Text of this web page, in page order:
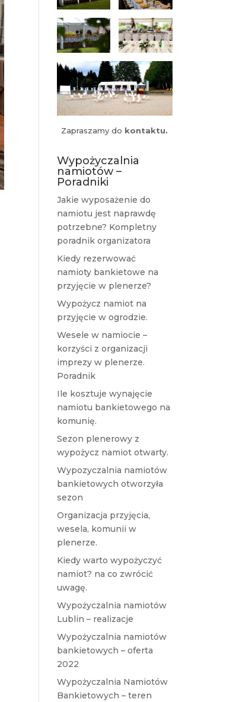
Zapraszamy do kontaktu.
Wypożyczalnia
namiotów –
Poradniki
Jakie wyposażenie do
namiotu jest naprawdę
potrzebne? Kompletny
poradnik organizatora
Kiedy rezerwować
namioty bankietowe na
przyjęcie w plenerze?
Wypożycz namiot na
przyjęcie w ogrodzie.
Wesele w namiocie –
korzyści z organizacji
imprezy w plenerze.
Poradnik
Ile kosztuje wynajęcie
namiotu bankietowego na
komunię.
Sezon plenerowy z
wypożycz namiot otwarty.
Wypozyczalnia namiotów
bankietowych otworzyła
sezon
Organizacja przyjęcia,
wesela, komunii w
plenerze.
Kiedy warto wypożyczyć
namiot? na co zwrócić
uwagę.
Wypożyczalnia namiotów
Lublin – realizacje
Wypożyczalnia namiotów
bankietowych – oferta
2022
Wypożyczalnia Namiotów
Bankietowych – teren